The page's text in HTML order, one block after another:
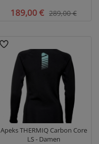
189,00 € 289,00 €
Apeks THERMIQ Carbon Core
LS - Damen